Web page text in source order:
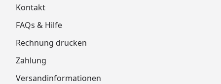
Kontakt
FAQs & Hilfe
Rechnung drucken
Zahlung
Versandinformationen